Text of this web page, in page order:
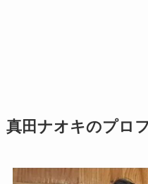
真田ナオキのプロ